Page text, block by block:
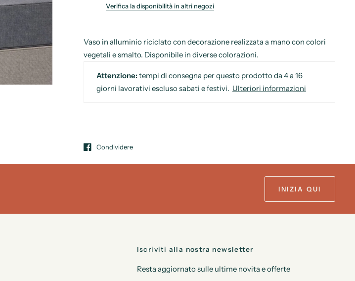
Verifica la disponibilità in altri negozi
Vaso in alluminio riciclato con decorazione realizzata a mano con colori
vegetali e smalto. Disponibile in diverse colorazioni.
Attenzione:tempi di consegna per questo prodotto da 4 a 16
giorni lavorativi escluso sabati e festivi. Ulteriori informazioni
Condividere
INIZIA QUI
Iscriviti alla nostra newsletter
Resta aggiornato sulle ultime novita e offerte